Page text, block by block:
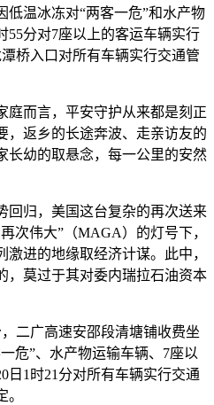
低温冰冻对“两客一危”和水产物
55分对7座以上的客运车辆实行
桥入口对所有车辆实行交通管
而言，平安守护从来都是刻正
，返乡的长途奔波、走亲访友的
长幼的取悬念，每一公里的安然
归，美国这台复杂的再次送来
次伟大”（MAGA）的灯号下，
进的地缘取经济计谋。此中，
，莫过于其对委内瑞拉石油资本
二广高速安邵段清塘铺收费坐
危”、水产物运输车辆、7座以
日1时21分对所有车辆实行交通